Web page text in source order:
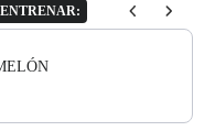
through product